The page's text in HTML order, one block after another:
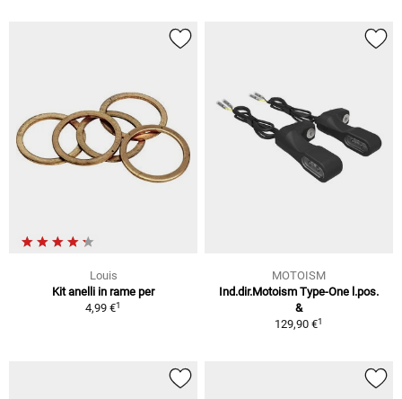
Louis
Kit anelli in rame per
4,99 €1
MOTOISM
Ind.dir.Motoism Type-One l.pos.
&
129,90 €1